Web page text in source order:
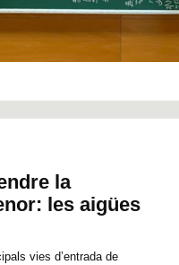
la
les aigües
vies d’entrada de